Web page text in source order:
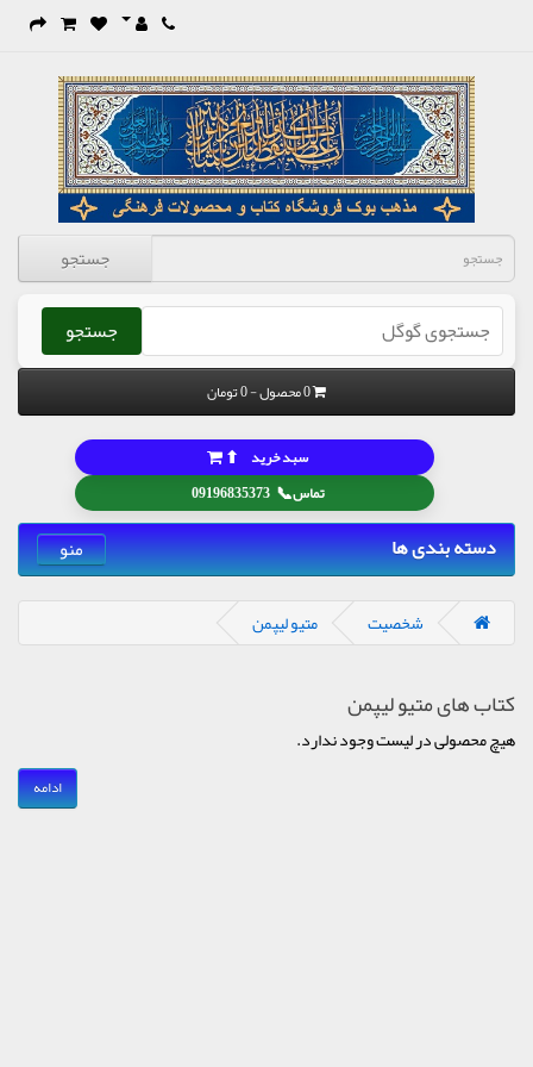
جستجو
جستجو
0 محصول - 0 تومان
تماس📞
09196835373
سبد خرید ⬆
دسته بندی ها منو
شخصیت متیو لیپمن
کتاب های متیو لیپمن
هیچ محصولی در لیست وجود ندارد.
ادامه